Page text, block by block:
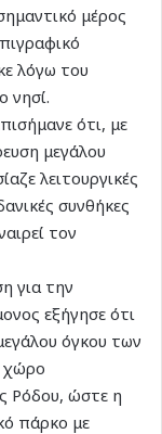
μέρος
λόγω του
νησί.
ότι, με
μεγάλου
λειτουργικές
συνθήκες
τον
για την
εξήγησε ότι
όγκου των
χώρο
Ρόδου, ώστε η
πάρκο με